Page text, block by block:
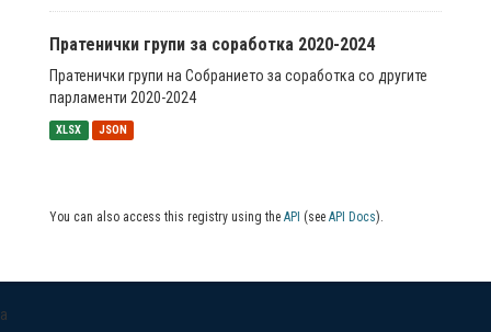
Пратенички групи за соработка 2020-2024
Пратенички групи на Собранието за соработка со другите
парламенти 2020-2024
XLSX JSON
You can also access this registry using the API (see API Docs).
a